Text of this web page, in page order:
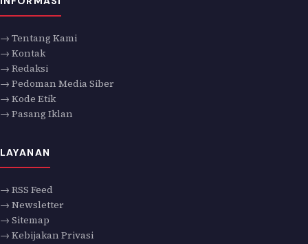
→ Tentang Kami
→ Kontak
→ Redaksi
→ Pedoman Media Siber
→ Kode Etik
→ Pasang Iklan
LAYANAN
→ RSS Feed
→ Newsletter
→ Sitemap
→ Kebijakan Privasi